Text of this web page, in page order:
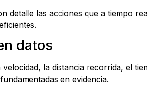
detalle las acciones que a tiempo
datos
la distancia recorrida, el
en evidencia.